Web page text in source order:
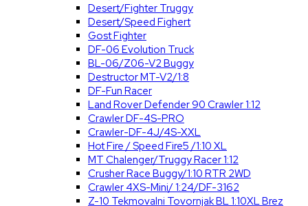
Desert/Fighter Truggy
Desert/Speed Fighert
Gost Fighter
DF-06 Evolution Truck
BL-06/Z06-V2 Buggy
Destructor MT-V2/1:8
DF-Fun Racer
Land Rover Defender 90 Crawler 1:12
Crawler DF-4S-PRO
Crawler-DF-4J/4S-XXL
Hot Fire / Speed Fire5 /1:10 XL
MT Chalenger/Truggy Racer 1:12
Crusher Race Buggy/1:10 RTR 2WD
Crawler 4XS-Mini/ 1:24/DF-3162
Z-10 Tekmovalni Tovornjak BL 1:10XL Brez